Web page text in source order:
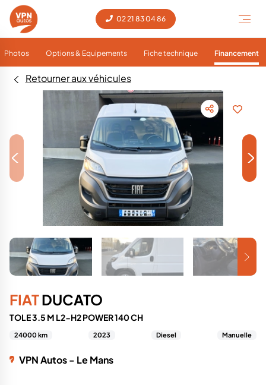
02 21 83 04 86
Photos Options & Equipements Fiche technique Financement
Retourner aux véhicules
< >
FIATDUCATO
TOLE 3.5 M L2-H2 POWER 140 CH
24000 km 2023 Diesel Manuelle
VPN Autos - Le Mans